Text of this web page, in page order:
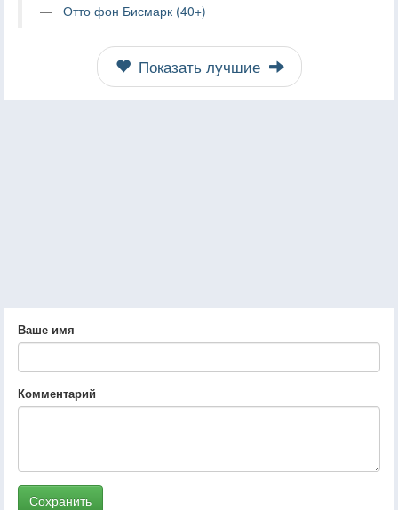
Отто фон Бисмарк (40+)
Показать лучшие
Ваше имя
Комментарий
Сохранить